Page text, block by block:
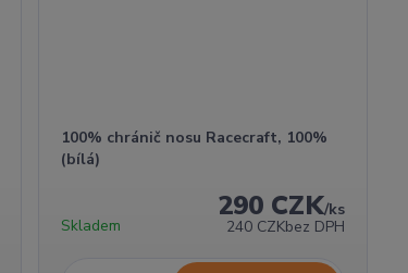
100% chránič nosu Racecraft, 100%
(bílá)
290 CZK/ks
240 CZKbez DPH
Skladem